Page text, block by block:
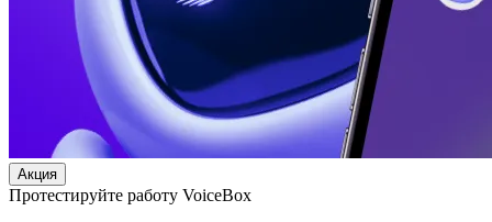
Акция
Протестируйте работу VoiceBox